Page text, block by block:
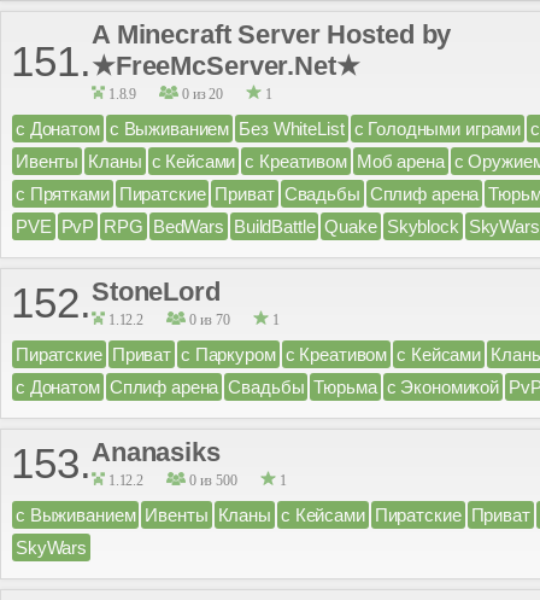
151.
A Minecraft Server Hosted by
★FreeMcServer.Net★
1.8.9 0 из 20 1
с Донатом с Выживанием Без WhiteList с Голодными играми
Ивенты Кланы с Кейсами с Креативом Моб арена с
с Прятками Пиратские Приват Свадьбы Сплиф арена
PVE PvP RPG BedWars BuildBattle Quake Skyblock SkyWars
152.StoneLord
1.12.2 0 из 70 1
Пиратские Приват с Паркуром с Креативом с Кейсами
с Донатом Сплиф арена Свадьбы Тюрьма с Экономикой
153.Ananasiks
1.12.2 0 из 500 1
с Выживанием Ивенты Кланы с Кейсами Пиратские Приват
SkyWars